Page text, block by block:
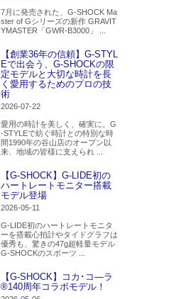
7月に発売された、G-SHOCK Ma
ster of Gシリーズの新作 GRAVIT
YMASTER「GWR-B3000」 ...
【創業36年の信頼】G-STYL
Eで出会う、G-SHOCKの限
定モデルと大切な時計を長
く愛用するためのプロの技
術
2026-07-22
愛用の時計を美しく、確実に。G
-STYLEで紡ぐ時計との特別な時
間1990年の谷山店のオープン以
来、地域の皆様に支えられ ...
【G-SHOCK】G-LIDE初の
ハートレートモニター搭載
モデル登場
2026-05-11
G-LIDE初のハートレートモニタ
ーを搭載心拍計やタイドグラフは
優秀も、驚きの47g超軽量モデル
G-SHOCKのスポーツ ...
【G-SHOCK】コカ･コ―ラ
®140周年コラボモデル！